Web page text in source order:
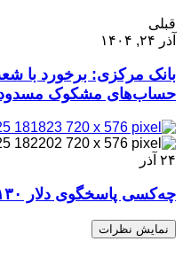
قبلی
آذر ۲۴, ۱۴۰۴
بانک مرکزی: برخورد با
حساب‌های مشکوک
۲۴ آذر
چه‌کسی پاسخگوی دلار ۱۳۰هزارتومانی است؟
نمایش نظرات